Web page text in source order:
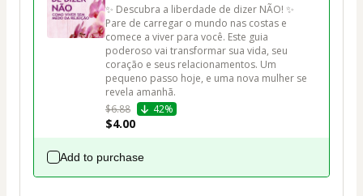
✨ Descubra a liberdade de dizer NÃO! ✨
Pare de carregar o mundo nas costas e
comece a viver para você. Este guia
poderoso vai transformar sua vida, seu
coração e seus relacionamentos. Um
pequeno passo hoje, e uma nova mulher se
revela amanhã.
$6.88
42%
$4.00
Add to purchase